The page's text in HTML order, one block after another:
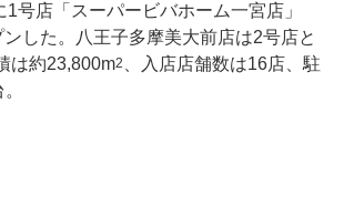
1号店「スーパービバホーム一宮店」
した。八王子多摩美大前店は2号店と
は約23,800m2
、入店店舗数は16店、駐